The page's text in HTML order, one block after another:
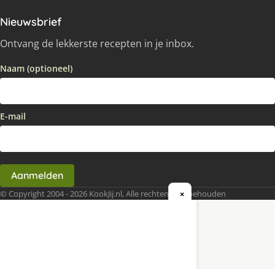
Nieuwsbrief
Ontvang de lekkerste recepten in je inbox.
Naam (optioneel)
E-mail
Aanmelden
© Copyright 2004 - 2026 KookJij.nl, Alle rechten voorbehouden
×